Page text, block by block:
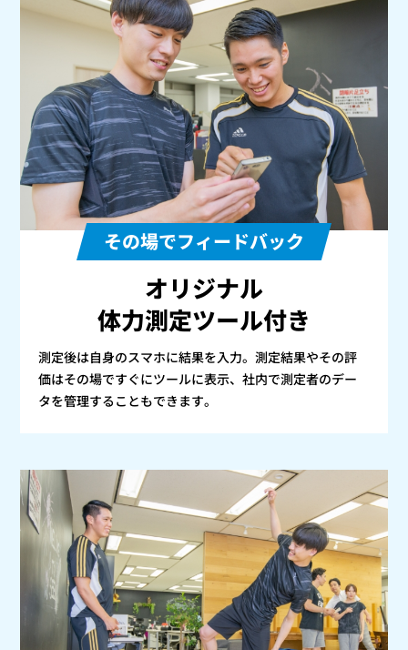
その場でフィードバック
オリジナル
体力測定ツール付き
測定後は自身のスマホに結果を入力。測定結果やその評
価はその場ですぐにツールに表示、社内で測定者のデー
タを管理することもできます。